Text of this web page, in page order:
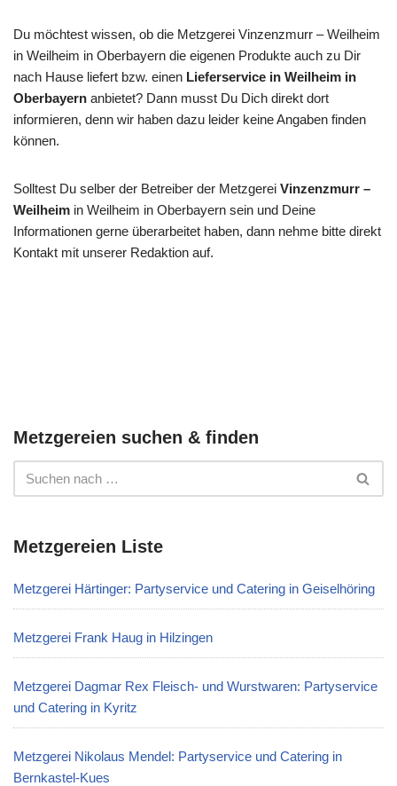
Du möchtest wissen, ob die Metzgerei Vinzenzmurr – Weilheim
in Weilheim in Oberbayern die eigenen Produkte auch zu Dir
nach Hause liefert bzw. einen Lieferservice in Weilheim in
Oberbayern anbietet? Dann musst Du Dich direkt dort
informieren, denn wir haben dazu leider keine Angaben finden
können.
Solltest Du selber der Betreiber der Metzgerei Vinzenzmurr –
Weilheim in Weilheim in Oberbayern sein und Deine
Informationen gerne überarbeitet haben, dann nehme bitte direkt
Kontakt mit unserer Redaktion auf.
Metzgereien suchen & finden
Metzgereien Liste
Metzgerei Härtinger: Partyservice und Catering in Geiselhöring
Metzgerei Frank Haug in Hilzingen
Metzgerei Dagmar Rex Fleisch- und Wurstwaren: Partyservice
und Catering in Kyritz
Metzgerei Nikolaus Mendel: Partyservice und Catering in
Bernkastel-Kues